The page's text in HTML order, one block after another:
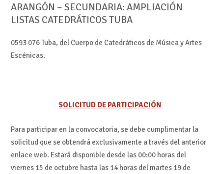
ARANGÓN – SECUNDARIA: AMPLIACIÓN
LISTAS CATEDRÁTICOS TUBA
0593 076 Tuba, del Cuerpo de Catedráticos de Música y Artes
Escénicas.
SOLICITUD DE PARTICIPACIÓN
Para participar en la convocatoria, se debe cumplimentar la
solicitud que se obtendrá exclusivamente a través del anterior
enlace web. Estará disponible desde las 00:00 horas del
viernes 15 de octubre hasta las 14 horas del martes 19 de